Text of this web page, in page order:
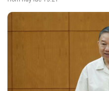
Tổng Bí thư, Chủ tịch
nhiệm với dự án chậm
Chủ tịch UBND tỉnh
khoáng sản chặt